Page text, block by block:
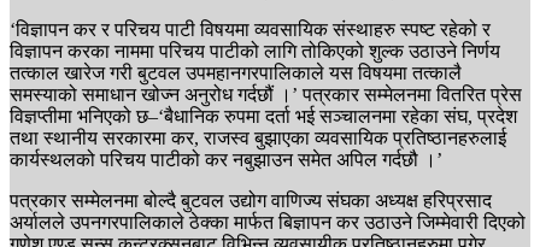
‘विज्ञापन कर र परिचय पाटी विषयमा व्यवसायिक संस्थाहरु स्पष्ट रहेको र
विज्ञापन करका नाममा परिचय पाटीको लागि तोकिएको शुल्क उठाउने निर्णय
तत्काल खारेज गरी बुटवल उपमहानगरपालिकाले यस विषयमा तत्कालै
समस्याको समाधान खोज्न अनुरोध गर्दछौं ।’ पत्रकार सम्मेलनमा वितरित प्रेस
विज्ञप्तीमा भनिएको छ–‘बैधानिक रुपमा दर्ता भई सञ्चालनमा रहेका संघ, प्रदेश
तथा स्थानीय सरकारमा कर, राजस्व बुझाएका व्यवसायिक प्रतिष्ठानहरुलाई
कार्यस्थलको परिचय पाटीको कर नबुझाउन समेत अपिल गर्दछौ ।’
पत्रकार सम्मेलनमा बोल्दै बुटवल उद्योग वाणिज्य संघका अध्यक्ष हरिप्रसाद
अर्यालले उपनगरपालिकाले ठेक्का मार्फत बिज्ञापन कर उठाउने जिम्मेवारी दिएको